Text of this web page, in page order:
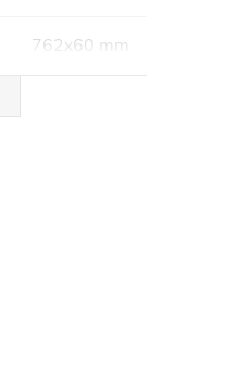
762x60 mm